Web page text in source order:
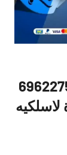
مراقبة العيون 69622758
لاسلكيه